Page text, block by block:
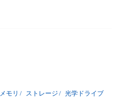
メモリ / ストレージ / 光学ドライブ